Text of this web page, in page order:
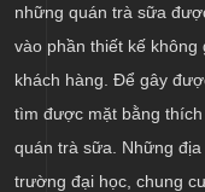
những quán trà sữa
vào phần thiết kế
khách hàng. Để gây
tìm được mặt bằng
quán trà sữa. Những
trường đại học, chung